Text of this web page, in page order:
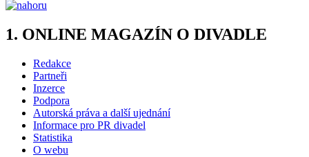
1. ONLINE MAGAZÍN O DIVADLE
Redakce
Partneři
Inzerce
Podpora
Autorská práva a další ujednání
Informace pro PR divadel
Statistika
O webu